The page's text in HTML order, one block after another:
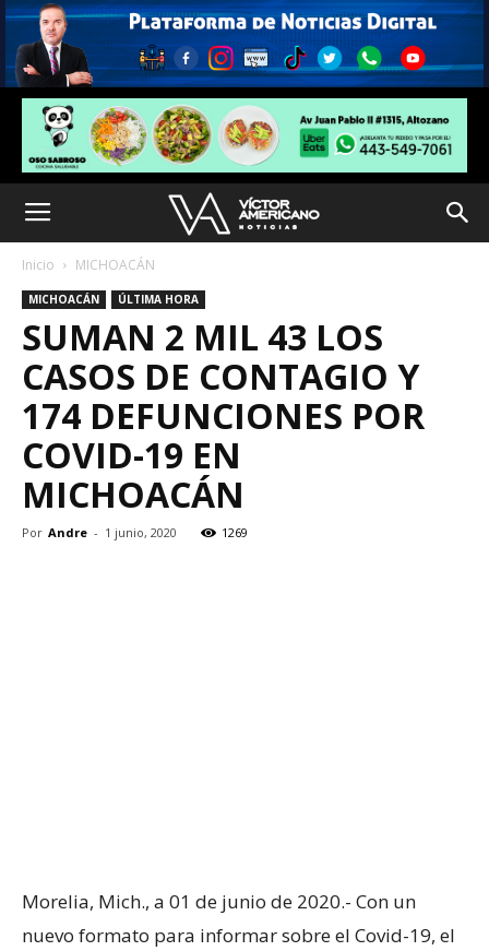
Inicio MICHOACÁN
MICHOACÁN ÚLTIMA HORA
SUMAN 2 MIL 43 LOS
CASOS DE CONTAGIO Y
174 DEFUNCIONES POR
COVID-19 EN
MICHOACÁN
Por Andre - 1 junio, 2020 1269
Morelia, Mich., a 01 de junio de 2020.- Con un
nuevo formato para informar sobre el Covid-19, el